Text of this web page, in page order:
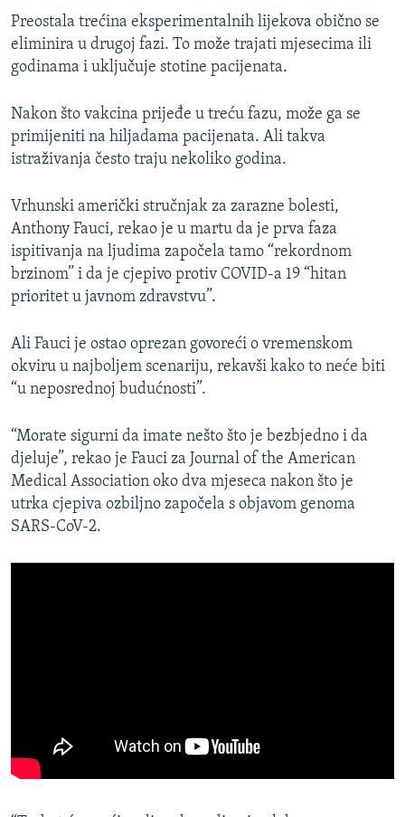
Preostala trećina eksperimentalnih lijekova obično se
eliminira u drugoj fazi. To može trajati mjesecima ili
godinama i uključuje stotine pacijenata.
Nakon što vakcina prijeđe u treću fazu, može ga se
primijeniti na hiljadama pacijenata. Ali takva
istraživanja često traju nekoliko godina.
Vrhunski američki stručnjak za zarazne bolesti,
Anthony Fauci, rekao je u martu da je prva faza
ispitivanja na ljudima započela tamo “rekordnom
brzinom” i da je cjepivo protiv COVID-a 19 “hitan
prioritet u javnom zdravstvu”.
Ali Fauci je ostao oprezan govoreći o vremenskom
okviru u najboljem scenariju, rekavši kako to neće biti
“u neposrednoj budućnosti”.
“Morate sigurni da imate nešto što je bezbjedno i da
djeluje”, rekao je Fauci za Journal of the American
Medical Association oko dva mjeseca nakon što je
utrka cjepiva ozbiljno započela s objavom genoma
SARS-CoV-2.